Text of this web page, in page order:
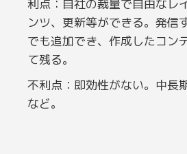
利点：自社の裁量で自由なレ
ンツ、更新等ができる。発信
でも追加でき、作成したコン
て残る。
不利点：即効性がない。中長
など。